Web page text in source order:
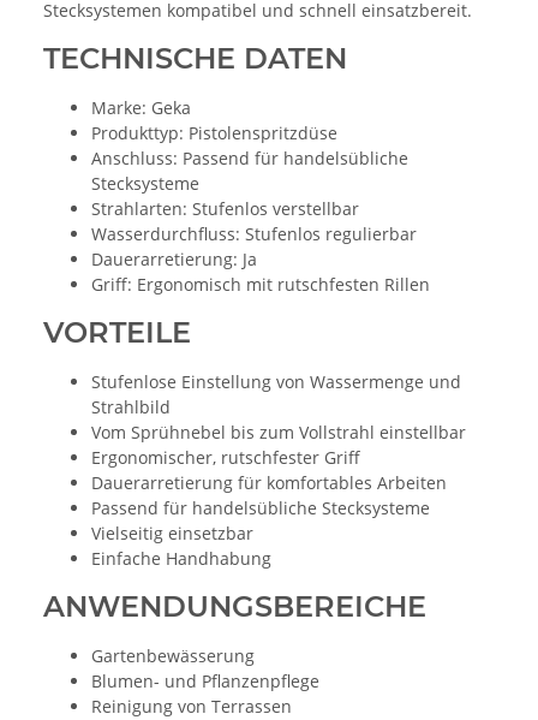
Stecksystemen kompatibel und schnell einsatzbereit.
TECHNISCHE DATEN
Marke: Geka
Produkttyp: Pistolenspritzdüse
Anschluss: Passend für handelsübliche
Stecksysteme
Strahlarten: Stufenlos verstellbar
Wasserdurchfluss: Stufenlos regulierbar
Dauerarretierung: Ja
Griff: Ergonomisch mit rutschfesten Rillen
VORTEILE
Stufenlose Einstellung von Wassermenge und
Strahlbild
Vom Sprühnebel bis zum Vollstrahl einstellbar
Ergonomischer, rutschfester Griff
Dauerarretierung für komfortables Arbeiten
Passend für handelsübliche Stecksysteme
Vielseitig einsetzbar
Einfache Handhabung
ANWENDUNGSBEREICHE
Gartenbewässerung
Blumen- und Pflanzenpflege
Reinigung von Terrassen